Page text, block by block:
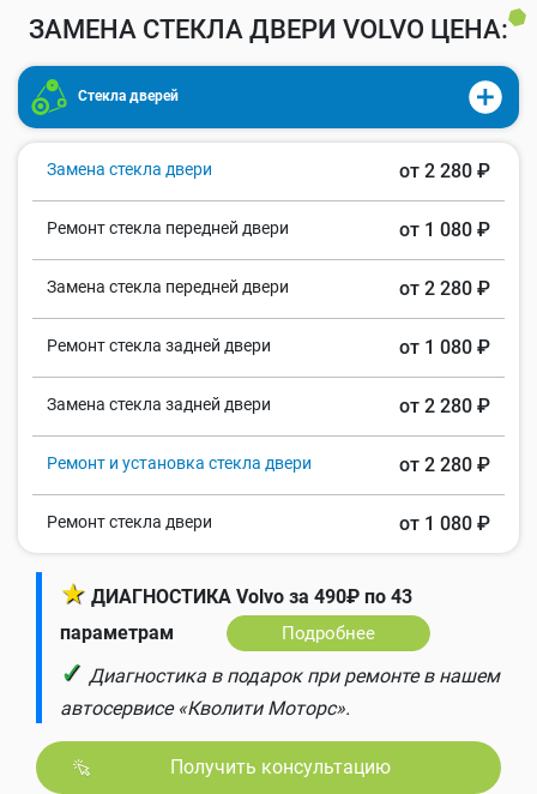
ЗАМЕНА СТЕКЛА ДВЕРИ VOLVO ЦЕНА:
Стекла дверей
Замена стекла двери от 2 280 ₽
Ремонт стекла передней двери от 1 080 ₽
Замена стекла передней двери от 2 280 ₽
Ремонт стекла задней двери от 1 080 ₽
Замена стекла задней двери от 2 280 ₽
Ремонт и установка стекла двери от 2 280 ₽
Ремонт стекла двери от 1 080 ₽
★ ДИАГНОСТИКА Volvo за 490₽ по 43
параметрам
Подробнее
✓ Диагностика в подарок при ремонте в нашем
автосервисе «Кволити Моторс».
Получить консультацию